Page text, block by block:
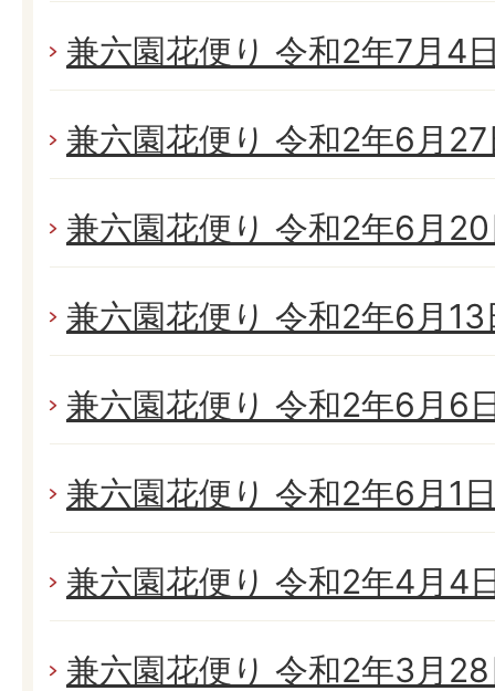
兼六園花便り 令和2年7月4
兼六園花便り 令和2年6月
兼六園花便り 令和2年6月
兼六園花便り 令和2年6月
兼六園花便り 令和2年6月6
兼六園花便り 令和2年6月1
兼六園花便り 令和2年4月4
兼六園花便り 令和2年3月